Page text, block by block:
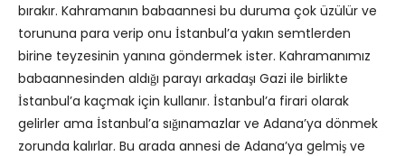
bırakır. Kahramanın babaannesi bu duruma çok üzülür ve
torununa para verip onu İstanbul’a yakın semtlerden
birine teyzesinin yanına göndermek ister. Kahramanımız
babaannesinden aldığı parayı arkadaşı Gazi ile birlikte
İstanbul’a kaçmak için kullanır. İstanbul’a firari olarak
gelirler ama İstanbul’a sığınamazlar ve Adana’ya dönmek
zorunda kalırlar. Bu arada annesi de Adana’ya gelmiş ve